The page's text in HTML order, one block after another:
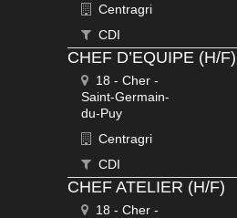
Centragri
CDI
CHEF D’EQUIPE (H/F)
18 - Cher -
Saint-Germain-
du-Puy
Centragri
CDI
CHEF ATELIER (H/F)
18 - Cher -